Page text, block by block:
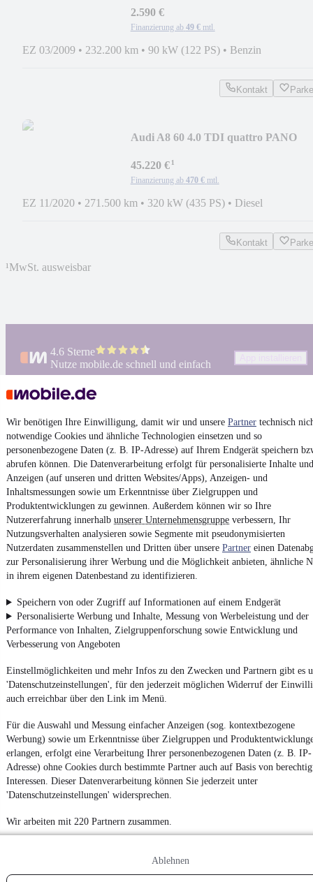
Wir benötigen Ihre Einwilligung, damit wir und unsere Partner technisch
notwendige Cookies und ähnliche Technologien einsetzen und so
personenbezogene Daten (z. B. IP-Adresse) auf Ihrem Endgerät speichern
abrufen können. Die Datenverarbeitung erfolgt für personalisierte Inhalte und
Anzeigen (auf unseren und dritten Websites/Apps), Anzeigen- und
Inhaltsmessungen sowie um Erkenntnisse über Zielgruppen und
Produktentwicklungen zu gewinnen. Außerdem können wir so Ihre
Nutzererfahrung innerhalb unserer Unternehmensgruppe verbessern, Ihr
Nutzungsverhalten analysieren sowie Segmente mit pseudonymisierten
Nutzerdaten zusammenstellen und Dritten über unsere Partner einen
zur Personalisierung ihrer Werbung und die Möglichkeit anbieten, ähnliche
in ihrem eigenen Datenbestand zu identifizieren.
Speichern von oder Zugriff auf Informationen auf einem Endgerät
Personalisierte Werbung und Inhalte, Messung von Werbeleistung und der
Performance von Inhalten, Zielgruppenforschung sowie Entwicklung und
Verbesserung von Angeboten
Einstellmöglichkeiten und mehr Infos zu den Zwecken und Partnern gibt es
'Datenschutzeinstellungen', für den jederzeit möglichen Widerruf der
auch erreichbar über den Link im Menü.
Für die Auswahl und Messung einfacher Anzeigen (sog. kontextbezogene
Werbung) sowie um Erkenntnisse über Zielgruppen und
erlangen, erfolgt eine Verarbeitung Ihrer personenbezogenen Daten (z. B. IP-
Adresse) ohne Cookies durch bestimmte Partner auch auf Basis von
Interessen. Dieser Datenverarbeitung können Sie jederzeit unter
'Datenschutzeinstellungen' widersprechen.
Wir arbeiten mit 220 Partnern zusammen.
Ablehnen
2.590 €
Finanzierung ab 49 € mtl.
EZ 03/2009 • 232.200 km • 90 kW (122 PS) • Benzin
Kontakt
Audi A8 60 4.0 TDI quattro PANO
45.220 €¹
Finanzierung ab 470 € mtl.
EZ 11/2020 • 271.500 km • 320 kW (435 PS) • Diesel
Kontakt
¹MwSt. ausweisbar
4.6 Sterne
Nutze mobile.de schnell und einfach
AGB
Vertrag widerrufen
Datenschutz
Datenschutzeinstellungen
Erklärung zur Barrierefreiheit
Report Security Vulnerability (English)
Powered by
VonAudi GebrauchtwagenüberAudi Leasing: Autos bei
mobile.definden